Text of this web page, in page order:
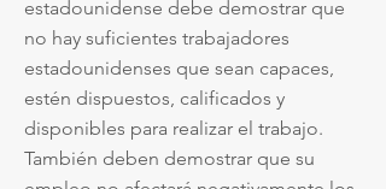
estadounidense debe demostrar que
no hay suficientes trabajadores
estadounidenses que sean capaces,
estén dispuestos, calificados y
disponibles para realizar el trabajo.
También deben demostrar que su